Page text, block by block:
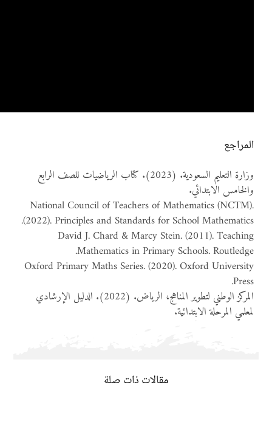
المراجع
وزارة التعليم السعودية. (2023). كتاب الرياضيات للصف الرابع
والخامس الابتدائي.
National Council of Teachers of Mathematics (NCTM).
(2022). Principles and Standards for School Mathematics.
David J. Chard & Marcy Stein. (2011). Teaching
Mathematics in Primary Schools. Routledge.
Oxford Primary Maths Series. (2020). Oxford University
Press.
المركز الوطني لتطوير المناهج، الرياض. (2022). الدليل الإرشادي
لمعلمي المرحلة الابتدائية.
مقالات ذات صلة